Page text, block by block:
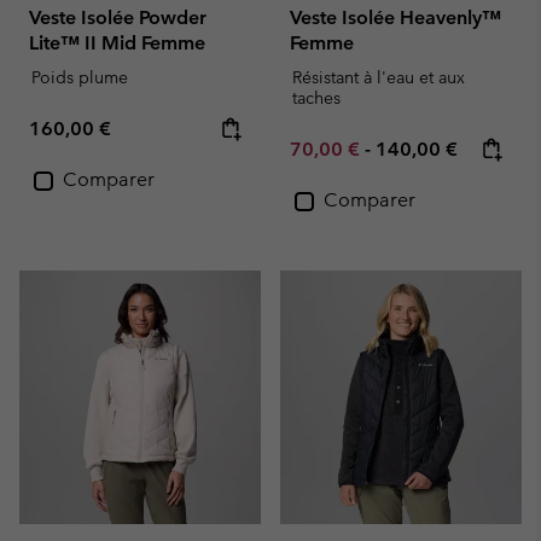
Veste Isolée Powder
Lite™ II Mid Femme
Poids plume
Regular price:
160,00 €
Comparer
Veste Isolée Heavenly™
Femme
Résistant à l'eau et aux
taches
Minimum sale price:
70,00 € - Maximum price:
140,00 €
Comparer